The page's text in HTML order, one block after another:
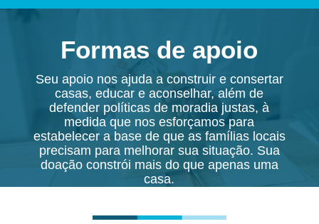
Formas de apoio
Seu apoio nos ajuda a construir e consertar
casas, educar e aconselhar, além de
defender políticas de moradia justas, à
medida que nos esforçamos para
estabelecer a base de que as famílias locais
precisam para melhorar sua situação. Sua
doação constrói mais do que apenas uma
casa.